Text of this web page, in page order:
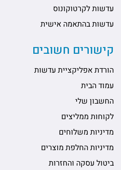
עדשות לקרטוקונוס
עדשות בהתאמה אישית
קישורים חשובים
הורדת אפליקציית עדשות
עמוד הבית
החשבון שלי
לקוחות ממליצים
מדיניות משלוחים
מדיניות החלפת מוצרים
ביטול עסקה והחזרות